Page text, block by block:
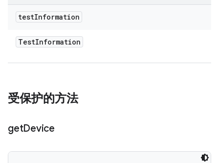
testInformation
TestInformation
受保护的方法
getDevice